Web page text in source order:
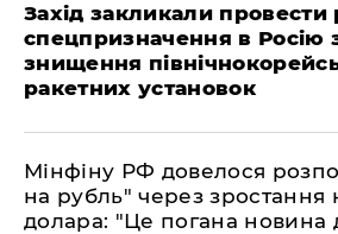
​Захід закликали провести
спецпризначення в Росію
знищення
ракетних установок
​Мінфіну РФ довелося
на рубль" через зростання
долара: "Це погана новина